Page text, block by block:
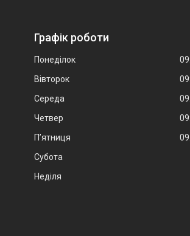
Графік роботи
Понеділок
Вівторок
Середа
Четвер
Пʼятниця
Субота
Неділя